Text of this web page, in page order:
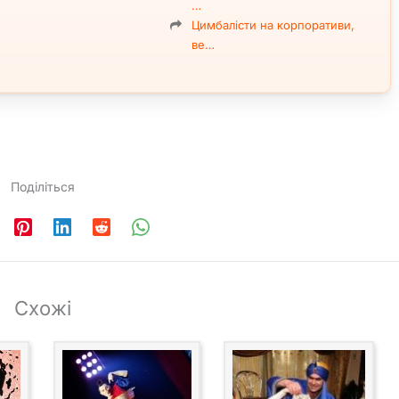
…
Цимбалісти на корпоративи,
ве…
Поділіться
Схожі